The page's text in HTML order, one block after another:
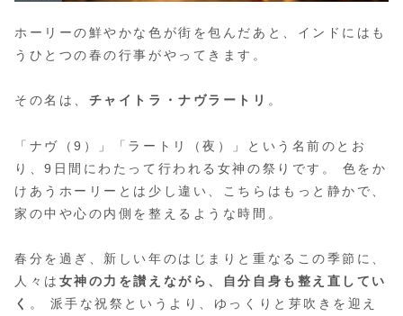
ホーリーの鮮やかな色が街を包んだあと、インドにはも
うひとつの春の行事がやってきます。
その名は、 チャイトラ・ナヴラートリ 。
「ナヴ（9）」「ラートリ（夜）」という名前のとお
り、9日間にわたって行われる女神の祭りです。 色をか
けあうホーリーとは少し違い、こちらはもっと静かで、
家の中や心の内側を整えるような時間。
春分を過ぎ、新しい年のはじまりと重なるこの季節に、
人々は 女神の力を讃えながら、自分自身も整え直してい
く 。 派手な祝祭というより、ゆっくりと芽吹きを迎え